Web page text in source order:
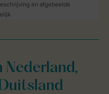
en afgebeelde
Nederland,